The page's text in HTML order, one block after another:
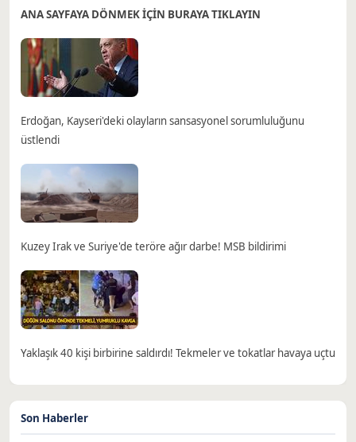
ANA SAYFAYA DÖNMEK İÇİN BURAYA TIKLAYIN
Erdoğan, Kayseri'deki olayların sansasyonel sorumluluğunu
üstlendi
Kuzey Irak ve Suriye'de teröre ağır darbe! MSB bildirimi
Yaklaşık 40 kişi birbirine saldırdı! Tekmeler ve tokatlar havaya uçtu
Son Haberler